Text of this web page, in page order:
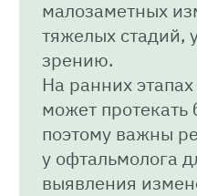
малозаметных
тяжелых стадий,
зрению.
На ранних
может протекать
поэтому важны
у офтальмолога
выявления